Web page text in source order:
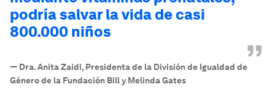
podría salvar la vida de casi
800.000 niños
”
— Dra. Anita Zaidi, Presidenta de la División de Igualdad de
Género de la Fundación Bill y Melinda Gates